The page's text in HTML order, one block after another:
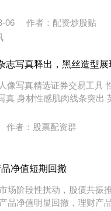
06
作者：配资炒股贴
志写真释出，黑丝造型
写真精选证券交易工具
真 身材性感肌肉线条突出
作者：股票配资群
净值短期回撤
场阶段性扰动，股债共振
品净值明显回撤，理财产